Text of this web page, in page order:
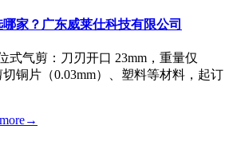
家？广东威莱仕科技有限公司
式气剪：刀刃开口 23mm，重量仅
铜片（0.03mm）、塑料等材料，起订
→